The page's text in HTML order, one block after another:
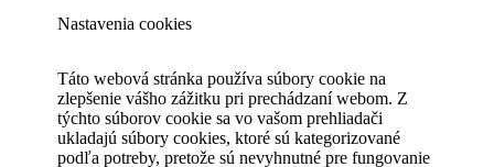
Nastavenia cookies
Táto webová stránka používa súbory cookie na
zlepšenie vášho zážitku pri prechádzaní webom. Z
týchto súborov cookie sa vo vašom prehliadači
ukladajú súbory cookies, ktoré sú kategorizované
podľa potreby, pretože sú nevyhnutné pre fungovanie